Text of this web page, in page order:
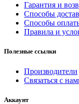
Гарантия и
Способы
Способы
Правила и
Полезные ссылки
Производители
Связаться с
Аккаунт